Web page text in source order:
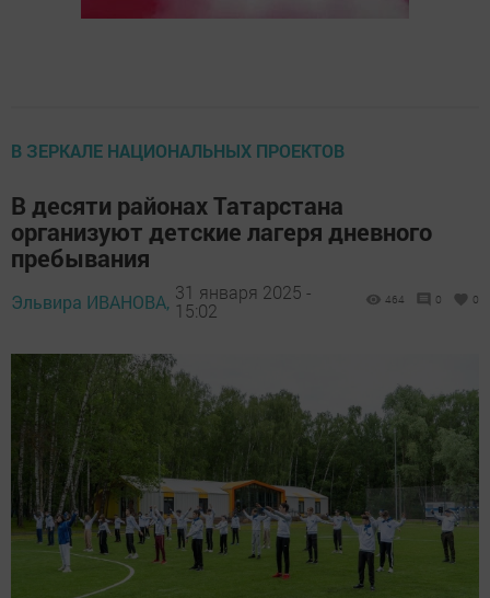
В ЗЕРКАЛЕ НАЦИОНАЛЬНЫХ ПРОЕКТОВ
В десяти районах Татарстана
организуют детские лагеря дневного
пребывания
Эльвира ИВАНОВА, 31 января 2025 -
15:02
464 0 0